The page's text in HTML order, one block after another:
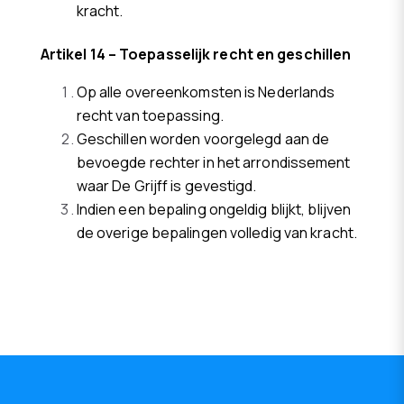
kracht.
Artikel 14 – Toepasselijk recht en geschillen
Op alle overeenkomsten is Nederlands
recht van toepassing.
Geschillen worden voorgelegd aan de
bevoegde rechter in het arrondissement
waar De Grijff is gevestigd.
Indien een bepaling ongeldig blijkt, blijven
de overige bepalingen volledig van kracht.